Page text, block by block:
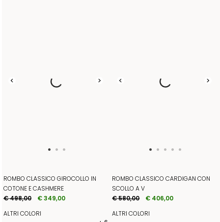
ROMBO CLASSICO GIROCOLLO IN
COTONE E CASHMERE
€ 498,00
€ 349,00
ALTRI COLORI
ROMBO CLASSICO CARDIGAN CON
SCOLLO A V
€ 580,00
€ 406,00
ALTRI COLORI